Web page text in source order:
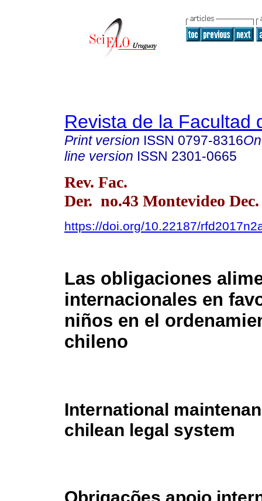
Revista de la Facultad
Print version ISSN 0797-8316
line version ISSN 2301-0665
Rev. Fac.
Der. no.43 Montevideo Dec.
https://doi.org/10.22187/
Las obligaciones
internacionales en
niños en el
chileno
International
chilean legal system